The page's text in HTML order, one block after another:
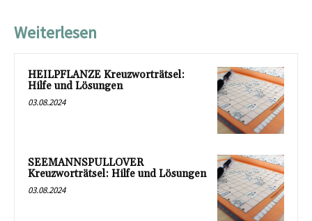
Weiterlesen
HEILPFLANZE Kreuzworträtsel:
Hilfe und Lösungen
03.08.2024
SEEMANNSPULLOVER
Kreuzworträtsel: Hilfe und Lösungen
03.08.2024